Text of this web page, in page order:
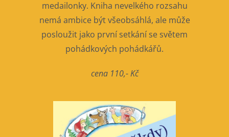
medailonky. Kniha nevelkého rozsahu
nemá ambice být všeobsáhlá, ale může
posloužit jako první setkání se světem
pohádkových pohádkářů.
cena 110,- Kč